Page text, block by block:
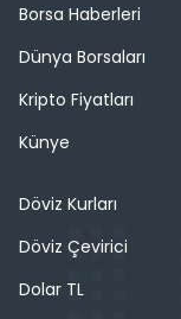
Borsa Haberleri
Dünya Borsaları
Kripto Fiyatları
Künye
Döviz Kurları
Döviz Çevirici
Dolar TL